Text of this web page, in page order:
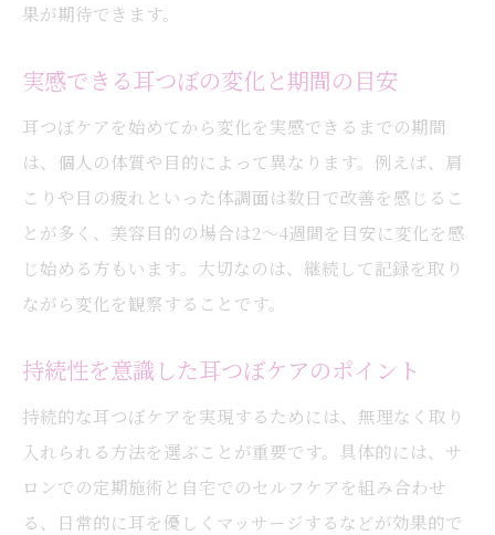
果が期待できます。
実感できる耳つぼの変化と期間の目安
耳つぼケアを始めてから変化を実感できるまでの期間
は、個人の体質や目的によって異なります。例えば、肩
こりや目の疲れといった体調面は数日で改善を感じるこ
とが多く、美容目的の場合は2～4週間を目安に変化を感
じ始める方もいます。大切なのは、継続して記録を取り
ながら変化を観察することです。
持続性を意識した耳つぼケアのポイント
持続的な耳つぼケアを実現するためには、無理なく取り
入れられる方法を選ぶことが重要です。具体的には、サ
ロンでの定期施術と自宅でのセルフケアを組み合わせ
る、日常的に耳を優しくマッサージするなどが効果的で